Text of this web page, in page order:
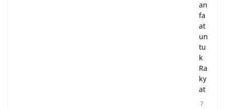
an
fa
at
un
tu
k
Ra
ky
at
7